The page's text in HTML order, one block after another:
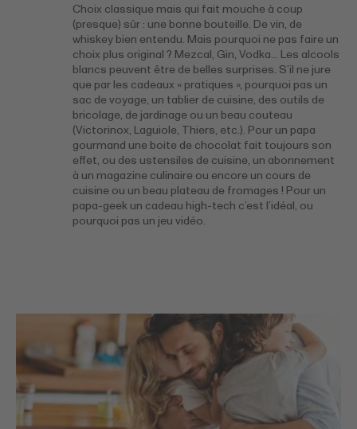
Choix classique mais qui fait mouche à coup
(presque) sûr : une bonne bouteille. De vin, de
whiskey bien entendu. Mais pourquoi ne pas faire un
choix plus original ? Mezcal, Gin, Vodka… Les alcools
blancs peuvent être de belles surprises. S’il ne jure
que par les cadeaux « pratiques », pourquoi pas un
sac de voyage, un tablier de cuisine, des outils de
bricolage, de jardinage ou un beau couteau
(Victorinox, Laguiole, Thiers, etc.). Pour un papa
gourmand une boite de chocolat fait toujours son
effet, ou des ustensiles de cuisine, un abonnement
à un magazine culinaire ou encore un cours de
cuisine ou un beau plateau de fromages ! Pour un
papa-geek un cadeau high-tech c’est l’idéal, ou
pourquoi pas un jeu vidéo.